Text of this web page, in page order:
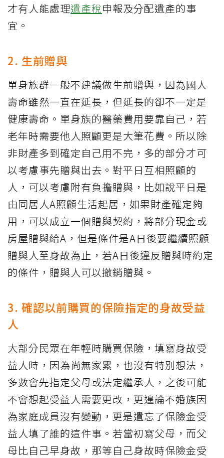
才有人能處理遺產稅申報及分配遺產的事
宜。
2. 生前贈與
單身族群一般不建議做生前贈與，因為國人
壽命雖然一直在延長，但延長的卻不一定是
健康壽命。單身族的醫藥費用要靠自己，若
老年時需要他人照顧更是大筆花費。所以除
非財產多到確定自己用不完，多的部分才可
以考慮事先贈與出去。對平日互相照顧的
人，可以考慮附有負擔贈與，比如說平日是
由同居人A照顧生活起居，如果財產確定夠
用，可以成立一個贈與契約，將部分現金或
房屋贈與給A，但是條件是A日後要繼續照顧
贈與人至身故為止，若A日後違反贈與時約定
的條件，贈與人可以撤銷贈與。
3. 確認以前購買的保險指定的身故受益
人
大部分民眾在年輕時購買保險，填寫身故受
益人時，因為尚無家累，也沒有特別想法，
多數會先指定父母或法定繼承人，之後可能
不會想起受益人需要更改，更遑論不婚族因
為家庭成員沒有變動，更是遺忘了保險金受
益人填了誰的這件事。若當初寫父母，而父
母比自己早身故，那等自己身故時保險金受